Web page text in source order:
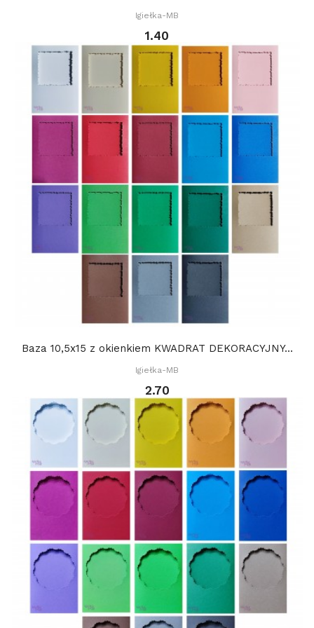
Igiełka-MB
1.40
Baza 10,5x15 z okienkiem KWADRAT DEKORACYJNY...
Igiełka-MB
2.70